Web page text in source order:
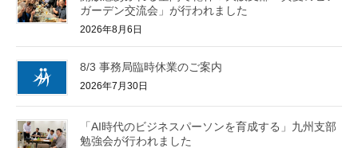
ガーデン交流会」が行われました
2026年8月6日
8/3 事務局臨時休業のご案内
2026年7月30日
「AI時代のビジネスパーソンを育成する」九州支部
勉強会が行われました